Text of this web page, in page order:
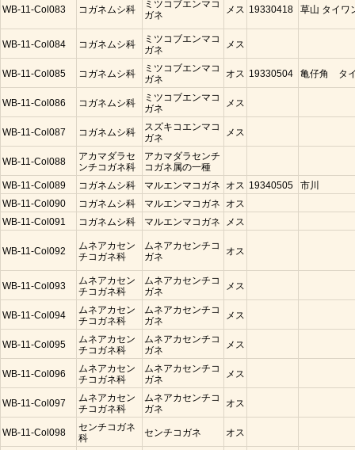
WB-11-Col083 コガネムシ科
ミツコブエンマコ
ガネ
メス 19330418 草山 タイワ
WB-11-Col084 コガネムシ科
ミツコブエンマコ
ガネ
メス
WB-11-Col085 コガネムシ科
ミツコブエンマコ
ガネ
オス 19330504 亀仔角 タ
WB-11-Col086 コガネムシ科
ミツコブエンマコ
ガネ
メス
WB-11-Col087 コガネムシ科
スズキコエンマコ
ガネ
メス
WB-11-Col088
アカマダラセ
ンチコガネ科
アカマダラセンチ
コガネ属の一種
WB-11-Col089
コガネムシ科 マルエンマコガネ オス 19340505
市川
WB-11-Col090
コガネムシ科 マルエンマコガネ
オス
WB-11-Col091
コガネムシ科 マルエンマコガネ メス
WB-11-Col092
ムネアカセン
チコガネ科
ムネアカセンチコ
ガネ
オス
WB-11-Col093
ムネアカセン
チコガネ科
ムネアカセンチコ
ガネ
メス
WB-11-Col094
ムネアカセン
チコガネ科
ムネアカセンチコ
ガネ
メス
WB-11-Col095
ムネアカセン
チコガネ科
ムネアカセンチコ
ガネ
メス
WB-11-Col096
ムネアカセン
チコガネ科
ムネアカセンチコ
ガネ
メス
WB-11-Col097
ムネアカセン
チコガネ科
ムネアカセンチコ
ガネ
オス
WB-11-Col098
センチコガネ
科
センチコガネ オス